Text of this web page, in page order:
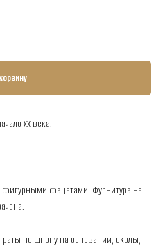
XX века.
фигурными фацетами. Фурнитура не
по шпону на основании, сколы,